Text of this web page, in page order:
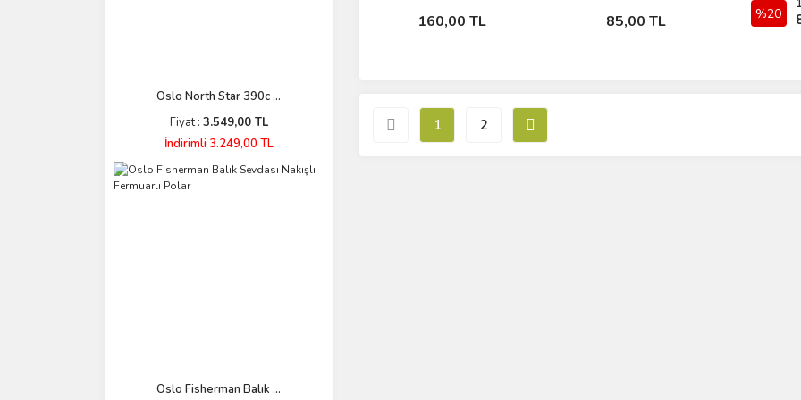
SS (1)
Oslo North Star 390c ...
Fiyat : 3.549,00 TL
İndirimli 3.249,00 TL
Oslo Fisherman Balık ...
160,00 TL
Sepete Ekle 85,00 TL
Sepete Ekle %20
1 2